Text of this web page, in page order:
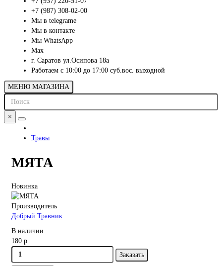
+7 (987) 308-02-00
Мы в telegrame
Мы в контакте
Мы WhatsApp
Мах
г. Саратов ул.Осипова 18а
Работаем с 10:00 до 17:00 суб.вос. выходной
МЕНЮ МАГАЗИНА
×
Травы
МЯТА
Новинка
Производитель
Добрый Травник
В наличии
180 р
Заказать